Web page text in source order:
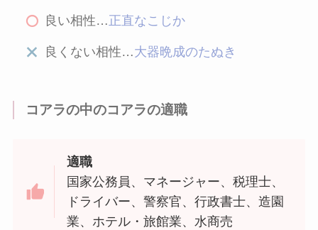
良い相性…正直なこじか
良くない相性…大器晩成のたぬき
コアラの中のコアラの適職
適職
国家公務員、マネージャー、税理士、
ドライバー、警察官、行政書士、造園
業、ホテル・旅館業、水商売